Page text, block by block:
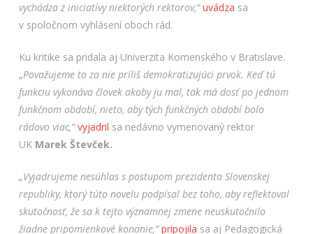
vychádza z iniciatívy niektorých rektorov,“uvádza sa
v spoločnom vyhlásení oboch rád.
Ku kritike sa pridala aj Univerzita Komenského v Bratislave.
„Považujeme to za nie príliš demokratizujúci prvok. Keď tú
funkciu vykonáva človek akoby ju mal, tak má dosť po jednom
funkčnom období, nieto, aby tých funkčných období bolo
rádovo viac,“ vyjadril sa nedávno vymenovaný rektor
UK Marek Števček.
„Vyjadrujeme nesúhlas s postupom prezidenta Slovenskej
republiky, ktorý túto novelu podpísal bez toho, aby reflektoval
skutočnosť, že sa k tejto významnej zmene neuskutočnilo
žiadne pripomienkové konanie,“ pripojila sa aj Pedagogická